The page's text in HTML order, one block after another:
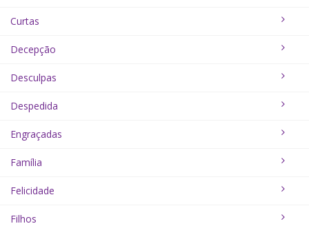
Curtas
Decepção
Desculpas
Despedida
Engraçadas
Família
Felicidade
Filhos